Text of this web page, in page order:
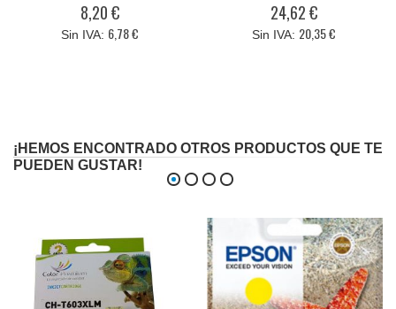
8,20 €
6,78 €
24,62 €
20,35 €
¡HEMOS ENCONTRADO OTROS PRODUCTOS QUE TE
PUEDEN GUSTAR!